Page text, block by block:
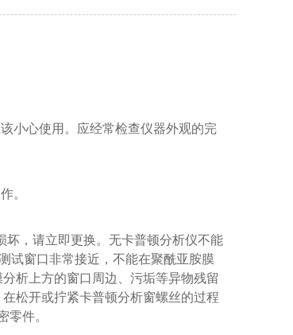
小心使用。应经常检查仪器外观的完
。
，请立即更换。无卡普顿分析仪不能
试窗口非常接近，不能在聚酰亚胺膜
析上方的窗口周边、污垢等异物残留
松开或拧紧卡普顿分析窗螺丝的过程
零件。